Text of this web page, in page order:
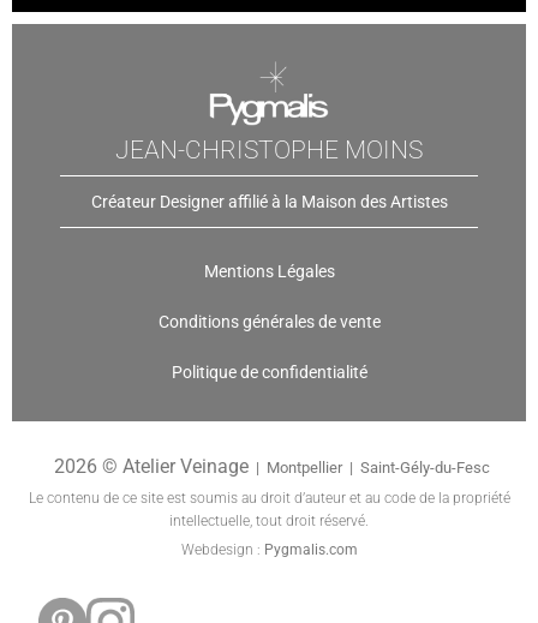
JEAN-CHRISTOPHE MOINS
Créateur Designer affilié à la Maison des Artistes
Mentions Légales
Conditions générales de vente
Politique de confidentialité
2026 © Atelier Veinage| Montpellier | Saint-Gély-du-Fesc
Le contenu de ce site est soumis au droit d’auteur et au code de la propriété
intellectuelle, tout droit réservé.
Webdesign : Pygmalis.com